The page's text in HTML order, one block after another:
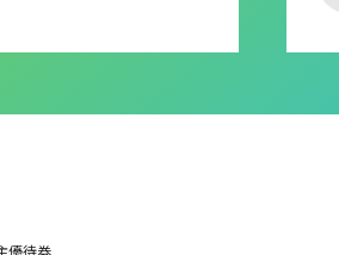
優待券